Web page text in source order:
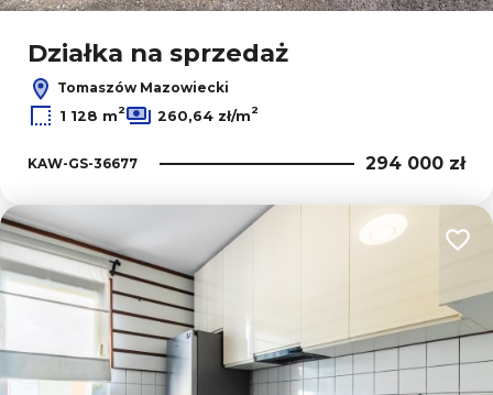
Działka na sprzedaż
Tomaszów Mazowiecki
1 128 m2 260,64 zł/m2
KAW-GS-36677 294 000 zł